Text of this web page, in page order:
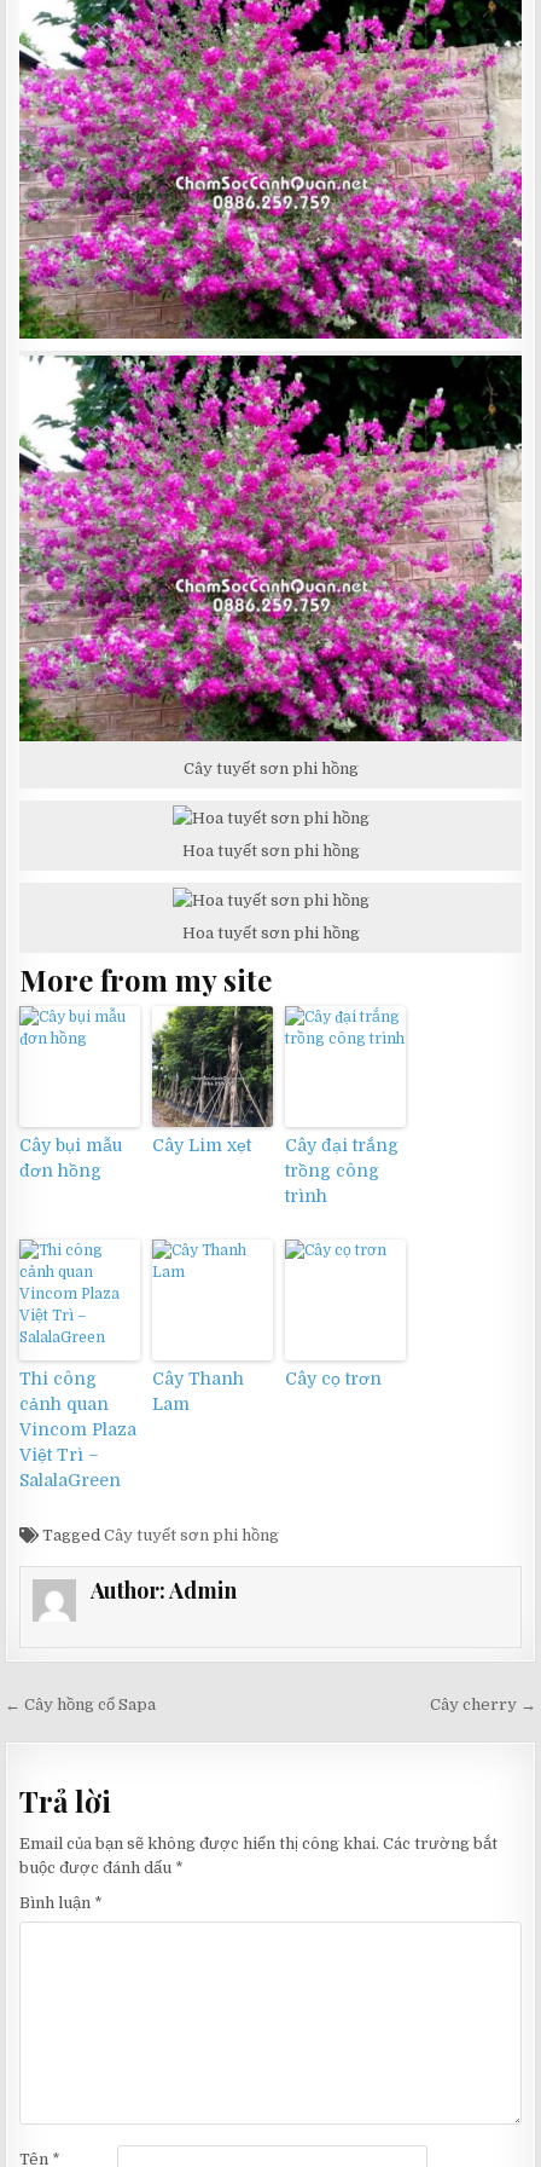
Cây tuyết sơn phi hồng
Hoa tuyết sơn phi hồng
Hoa tuyết sơn phi hồng
More from my site
Cây bụi mẫu
đơn hồng
Cây Lim xẹt
Cây đại trắng
trồng công
trình
Thi công
cảnh quan
Vincom Plaza
Việt Trì –
SalalaGreen
Cây Thanh
Lam
Cây cọ trơn
TaggedCây tuyết sơn phi hồng
Author:Admin
Điều
hướng
viết
Cây cherry →
← Cây hồng cổ Sapa
Trả lời
Email của bạn sẽ không được hiển thị công khai. Các trường bắt
buộc được đánh dấu *
Bình luận *
Tên *